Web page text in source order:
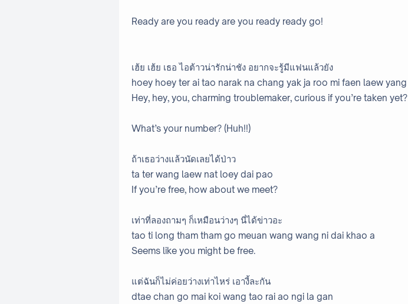
Ready are you ready are you ready ready go!
เฮ้ย เฮ้ย เธอ ไอต้าวน่ารักน่าชัง อยากจะรู้มีแฟนแล้วยัง
hoey hoey ter ai tao narak na chang yak ja roo mi faen laew yang
Hey, hey, you, charming troublemaker, curious if you’re taken yet?
What’s your number? (Huh!!)
ถ้าเธอว่างแล้วนัดเลยได้ป่าว
ta ter wang laew nat loey dai pao
If you’re free, how about we meet?
เท่าที่ลองถามๆ ก็เหมือนว่างๆ นี่ได้ข่าวอะ
tao ti long tham tham go meuan wang wang ni dai khao a
Seems like you might be free.
แต่ฉันก็ไม่ค่อยว่างเท่าไหร่ เอางี้ละกัน
dtae chan go mai koi wang tao rai ao ngi la gan